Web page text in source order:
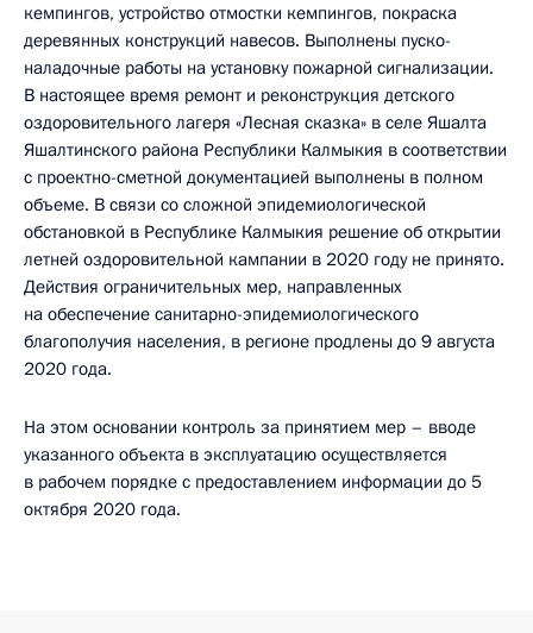
кемпингов, устройство отмостки кемпингов, покраска
деревянных конструкций навесов. Выполнены пуско-
наладочные работы на установку пожарной сигнализации.
В настоящее время ремонт и реконструкция детского
оздоровительного лагеря «Лесная сказка» в селе Яшалта
Яшалтинского района Республики Калмыкия в соответствии
с проектно-сметной документацией выполнены в полном
объеме. В связи со сложной эпидемиологической
обстановкой в Республике Калмыкия решение об открытии
летней оздоровительной кампании в 2020 году не принято.
Действия ограничительных мер, направленных
на обеспечение санитарно-эпидемиологического
благополучия населения, в регионе продлены до 9 августа
2020 года.
На этом основании контроль за принятием мер – вводе
указанного объекта в эксплуатацию осуществляется
в рабочем порядке с предоставлением информации до 5
октября 2020 года.